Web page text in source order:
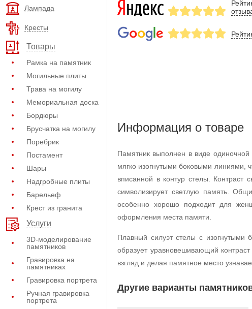
Лампада
Кресты
Товары
Рамка на памятник
Могильные плиты
Трава на могилу
Мемориальная доска
Бордюры
Брусчатка на могилу
Поребрик
Постамент
Шары
Надгробные плиты
Барельеф
Крест из гранита
Услуги
3D-моделирование
памятников
Гравировка на
памятниках
Гравировка портрета
Ручная гравировка
портрета
Информация о товаре
Памятник выполнен в виде
мягко изогнутыми боковыми линиями,
вписанной в контур стелы. Контраст
символизирует светлую память.
особенно хорошо подходит для
оформления места памяти.
Плавный силуэт стелы с
образует уравновешивающий
взгляд и делая памятное место
Другие варианты